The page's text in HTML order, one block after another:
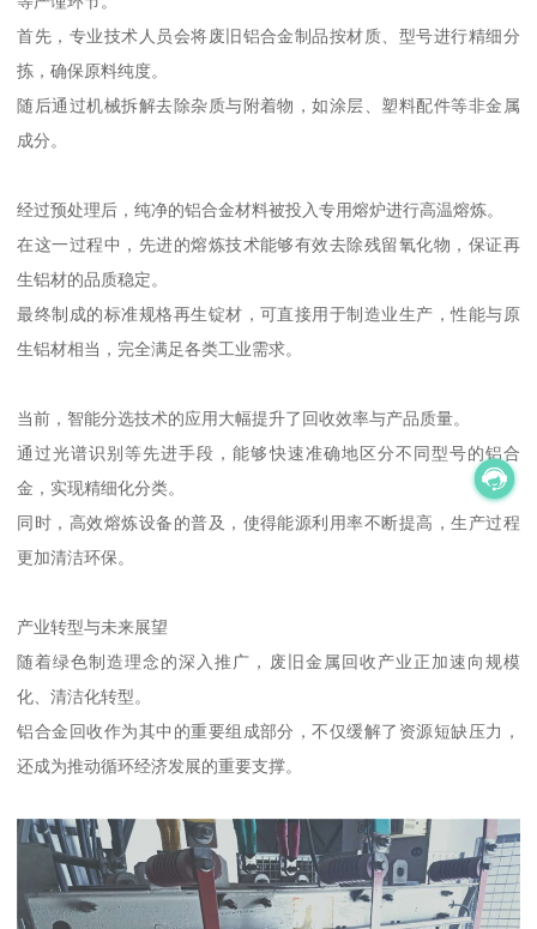
首先，专业技术人员会将废旧铝合金制品按材质、型号进行精细分
拣，确保原料纯度。
随后通过机械拆解去除杂质与附着物，如涂层、塑料配件等非金属
成分。
经过预处理后，纯净的铝合金材料被投入专用熔炉进行高温熔炼。
在这一过程中，先进的熔炼技术能够有效去除残留氧化物，保证再
生铝材的品质稳定。
最终制成的标准规格再生锭材，可直接用于制造业生产，性能与原
生铝材相当，完全满足各类工业需求。
当前，智能分选技术的应用大幅提升了回收效率与产品质量。
通过光谱识别等先进手段，能够快速准确地区分不同型号的铝合
金，实现精细化分类。
同时，高效熔炼设备的普及，使得能源利用率不断提高，生产过程
更加清洁环保。
产业转型与未来展望
随着绿色制造理念的深入推广，废旧金属回收产业正加速向规模
化、清洁化转型。
铝合金回收作为其中的重要组成部分，不仅缓解了资源短缺压力，
还成为推动循环经济发展的重要支撑。